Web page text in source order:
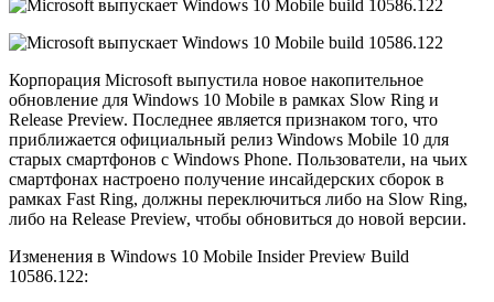
Корпорация Microsoft выпустила новое накопительное
обновление для Windows 10 Mobile в рамках Slow Ring и
Release Preview. Последнее является признаком того, что
приближается официальный релиз Windows Mobile 10 для
старых смартфонов с Windows Phone. Пользователи, на чьих
смартфонах настроено получение инсайдерских сборок в
рамках Fast Ring, должны переключиться либо на Slow Ring,
либо на Release Preview, чтобы обновиться до новой версии.
Изменения в Windows 10 Mobile Insider Preview Build
10586.122: